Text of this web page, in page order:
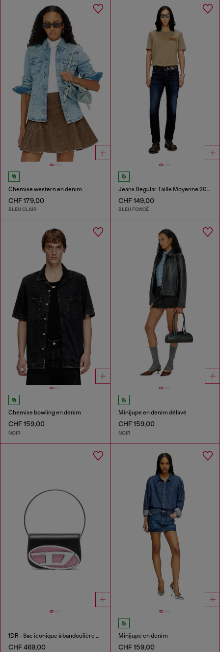
Chemise western en denim
CHF 179,00
BLEU CLAIR
Jeans Regular Taille Moyenne 2023 D-Finitive
CHF 149,00
BLEU FONCÉ
Chemise bowling en denim
CHF 159,00
NOIR
Minijupe en denim délavé
CHF 159,00
NOIR
1DR - Sac iconique à bandoulière en cuir nappa
CHF 469,00
Minijupe en denim
CHF 159,00